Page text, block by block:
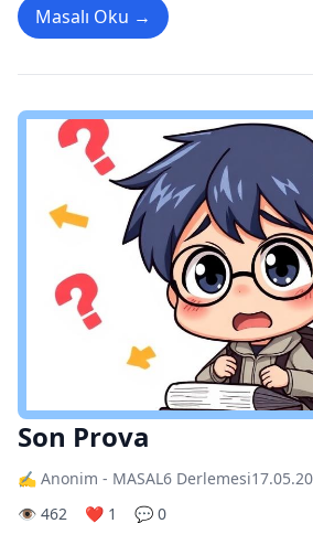
Masalı Oku →
Son Prova
✍️ Anonim - MASAL6 Derlemesi
👁️ 462
❤️ 1 💬 0